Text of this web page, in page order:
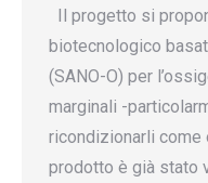
Il progetto si
biotecnologico
(SANO-O) per
marginali -
ricondizionarli come
prodotto è già stato